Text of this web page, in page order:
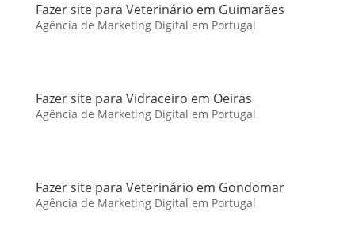
Fazer site para Veterinário em Guimarães
Agência de Marketing Digital em Portugal
Fazer site para Vidraceiro em Oeiras
Agência de Marketing Digital em Portugal
Fazer site para Veterinário em Gondomar
Agência de Marketing Digital em Portugal